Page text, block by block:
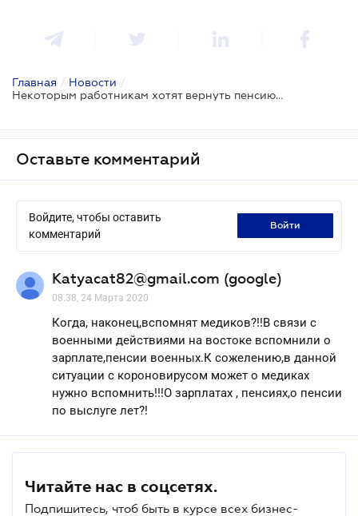
Главная / Новости /
Некоторым работникам хотят вернуть пенсию по выслуге лет
Оставьте комментарий
Войдите, чтобы оставить
комментарий
войти
Katyacat82@gmail.com (google)
08.38, 24 Марта 2020
Когда, наконец,вспомнят медиков?!!В связи с
военными действиями на востоке вспомнили о
зарплате,пенсии военных.К сожелению,в данной
ситуации с короновирусом может о медиках
нужно вспомнить!!!О зарплатах , пенсиях,о пенсии
по выслуге лет?!
Читайте нас в соцсетях.
Подпишитесь, чтоб быть в курсе всех бизнес-